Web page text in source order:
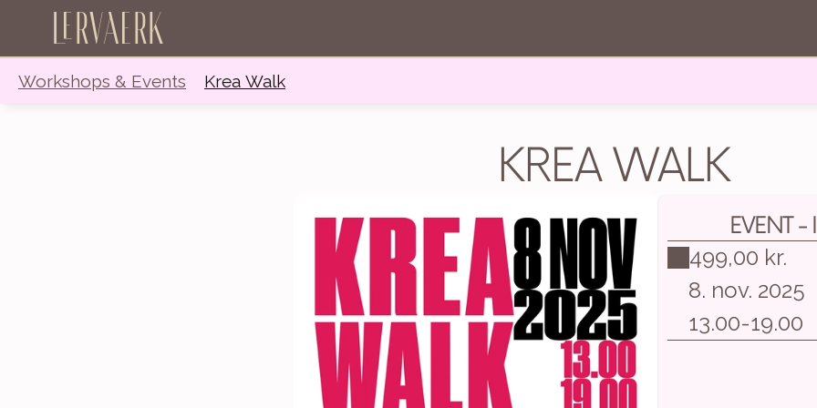
Lervaerk
Workshops & Events Krea Walk
KREA WALK
EVENT -
499,00 kr.
8. nov. 2025
13.00-19.00